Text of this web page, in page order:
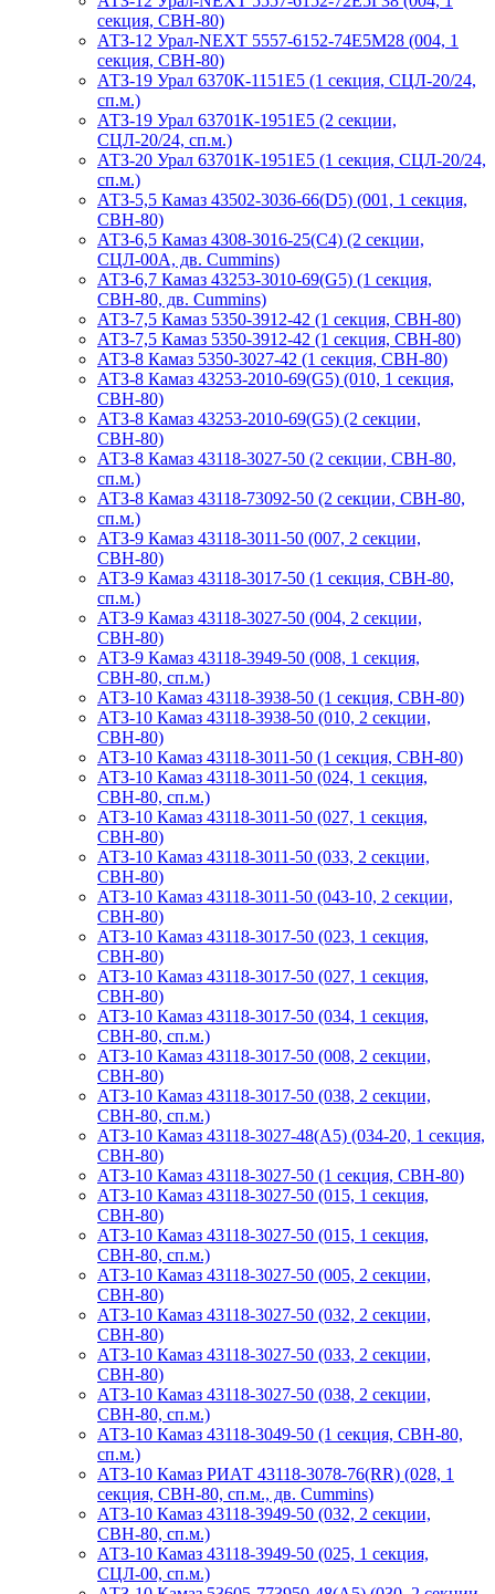
секция, СВН-80)
АТЗ-12 Урал-NEXT 5557-6152-74Е5М28 (004, 1
секция, СВН-80)
АТЗ-19 Урал 6370К-1151Е5 (1 секция, СЦЛ-20/24,
сп.м.)
АТЗ-19 Урал 63701К-1951Е5 (2 секции,
СЦЛ-20/24, сп.м.)
АТЗ-20 Урал 63701К-1951Е5 (1 секция, СЦЛ-20/24,
сп.м.)
АТЗ-5,5 Камаз 43502-3036-66(D5) (001, 1 секция,
СВН-80)
АТЗ-6,5 Камаз 4308-3016-25(С4) (2 секции,
СЦЛ-00А, дв. Cummins)
АТЗ-6,7 Камаз 43253-3010-69(G5) (1 секция,
СВН-80, дв. Cummins)
АТЗ-7,5 Камаз 5350-3912-42 (1 секция, СВН-80)
АТЗ-7,5 Камаз 5350-3912-42 (1 секция, СВН-80)
АТЗ-8 Камаз 5350-3027-42 (1 секция, СВН-80)
АТЗ-8 Камаз 43253-2010-69(G5) (010, 1 секция,
СВН-80)
АТЗ-8 Камаз 43253-2010-69(G5) (2 секции,
СВН-80)
АТЗ-8 Камаз 43118-3027-50 (2 секции, СВН-80,
сп.м.)
АТЗ-8 Камаз 43118-73092-50 (2 секции, СВН-80,
сп.м.)
АТЗ-9 Камаз 43118-3011-50 (007, 2 секции,
СВН-80)
АТЗ-9 Камаз 43118-3017-50 (1 секция, СВН-80,
сп.м.)
АТЗ-9 Камаз 43118-3027-50 (004, 2 секции,
СВН-80)
АТЗ-9 Камаз 43118-3949-50 (008, 1 секция,
СВН-80, сп.м.)
АТЗ-10 Камаз 43118-3938-50 (1 секция, СВН-80)
АТЗ-10 Камаз 43118-3938-50 (010, 2 секции,
СВН-80)
АТЗ-10 Камаз 43118-3011-50 (1 секция, СВН-80)
АТЗ-10 Камаз 43118-3011-50 (024, 1 секция,
СВН-80, сп.м.)
АТЗ-10 Камаз 43118-3011-50 (027, 1 секция,
СВН-80)
АТЗ-10 Камаз 43118-3011-50 (033, 2 секции,
СВН-80)
АТЗ-10 Камаз 43118-3011-50 (043-10, 2 секции,
СВН-80)
АТЗ-10 Камаз 43118-3017-50 (023, 1 секция,
СВН-80)
АТЗ-10 Камаз 43118-3017-50 (027, 1 секция,
СВН-80)
АТЗ-10 Камаз 43118-3017-50 (034, 1 секция,
СВН-80, сп.м.)
АТЗ-10 Камаз 43118-3017-50 (008, 2 секции,
СВН-80)
АТЗ-10 Камаз 43118-3017-50 (038, 2 секции,
СВН-80, сп.м.)
АТЗ-10 Камаз 43118-3027-48(A5) (034-20, 1 секция,
СВН-80)
АТЗ-10 Камаз 43118-3027-50 (1 секция, СВН-80)
АТЗ-10 Камаз 43118-3027-50 (015, 1 секция,
СВН-80)
АТЗ-10 Камаз 43118-3027-50 (015, 1 секция,
СВН-80, сп.м.)
АТЗ-10 Камаз 43118-3027-50 (005, 2 секции,
СВН-80)
АТЗ-10 Камаз 43118-3027-50 (032, 2 секции,
СВН-80)
АТЗ-10 Камаз 43118-3027-50 (033, 2 секции,
СВН-80)
АТЗ-10 Камаз 43118-3027-50 (038, 2 секции,
СВН-80, сп.м.)
АТЗ-10 Камаз 43118-3049-50 (1 секция, СВН-80,
сп.м.)
АТЗ-10 Камаз РИАТ 43118-3078-76(RR) (028, 1
секция, СВН-80, сп.м., дв. Cummins)
АТЗ-10 Камаз 43118-3949-50 (032, 2 секции,
СВН-80, сп.м.)
АТЗ-10 Камаз 43118-3949-50 (025, 1 секция,
СЦЛ-00, сп.м.)